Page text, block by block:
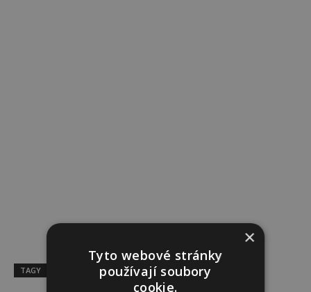
TAGY Lucie Vondráčková rozhovor
×
Tyto webové stránky
používají soubory
cookie.